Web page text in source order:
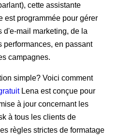
cette assistante
est programmée pour gérer
d'e-mail marketing, de la
performances, en passant
campagnes.
simple? Voici comment
Lena est conçue pour
à jour concernant les
à tous les clients de
règles strictes de formatage